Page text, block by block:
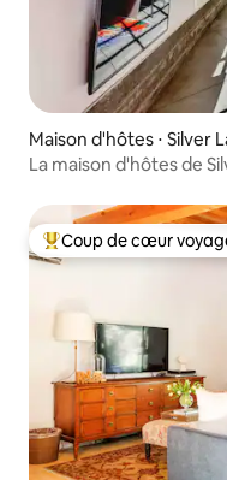
Maison d'hôtes ⋅ Silver
La maison d'hôtes de
Coups de cœur
Coup de cœur